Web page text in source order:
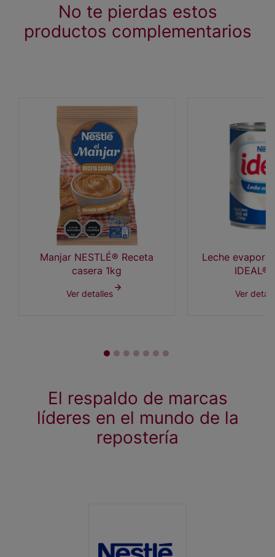
No te pierdas estos
productos complementarios
Manjar NESTLÉ® Receta
casera 1kg
Ver detalles
Leche
IDEAL®
Ver
El respaldo de marcas
líderes en el mundo de la
repostería